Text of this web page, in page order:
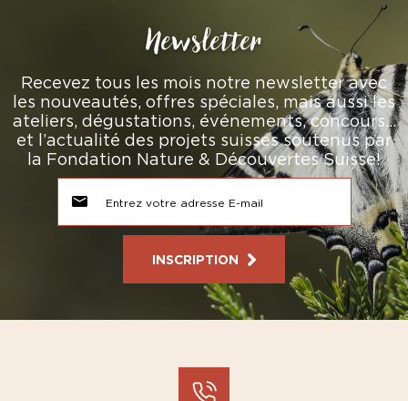
Newsletter
Recevez tous les mois notre newsletter avec
les nouveautés, offres spéciales, mais aussi les
ateliers, dégustations, événements, concours…
et l’actualité des projets suisses soutenus par
la Fondation Nature & Découvertes Suisse!
INSCRIPTION